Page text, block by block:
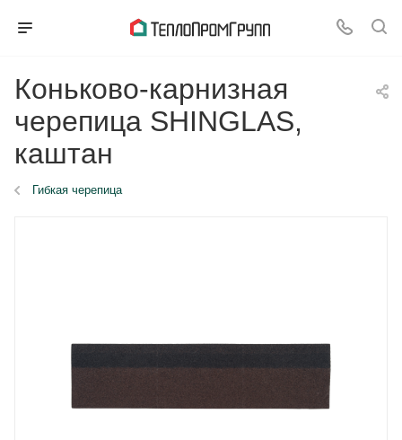
Коньково-карнизная
черепица SHINGLAS,
каштан
Гибкая черепица